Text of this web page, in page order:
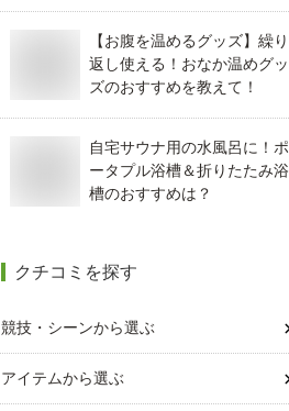
【お腹を温めるグッズ】繰り
返し使える！おなか温めグッ
ズのおすすめを教えて！
自宅サウナ用の水風呂に！ポ
ータプル浴槽＆折りたたみ浴
槽のおすすめは？
クチコミを探す
競技・シーンから選ぶ
アイテムから選ぶ